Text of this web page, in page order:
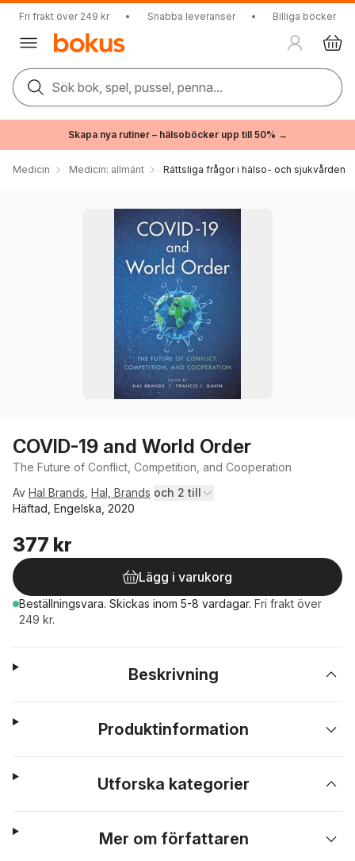
Fri frakt över 249 kr • Snabba leveranser • Billiga böcker
Sök bok, spel, pussel, penna...
Skapa nya rutiner – hälsoböcker upp till 50% →
Medicin Medicin: allmänt Rättsliga frågor i hälso- och sjukvården
COVID-19 and World Order
The Future of Conflict, Competition, and Cooperation
Av Hal Brands Hal, Brands och 2 till
Häftad, Engelska, 2020
377 kr
Lägg i varukorg
Beställningsvara. Skickas inom 5-8 vardagar. Fri frakt över
249 kr.
Beskrivning
Produktinformation
Utforska kategorier
Mer om författaren